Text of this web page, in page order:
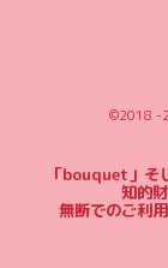
©2018 -
「bouquet」そ
知的
無断でのご利